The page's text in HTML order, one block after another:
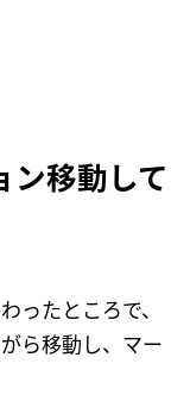
ン移動して
ったところで、
ら移動し、マー